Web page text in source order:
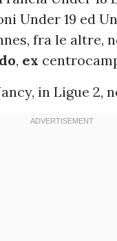
Under 19 ed
fra le altre,
, ex
in Ligue 2,